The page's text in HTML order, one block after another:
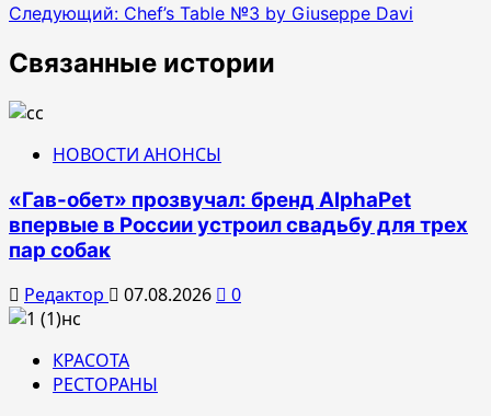
по
записям
Следующий: Chef’s Table №3 by Giuseppe Davi
Связанные истории
НОВОСТИ АНОНСЫ
«Гав-обет» прозвучал: бренд AlphaPet
впервые в России устроил свадьбу для трех
пар собак
Редактор 07.08.2026 0
КРАСОТА
РЕСТОРАНЫ